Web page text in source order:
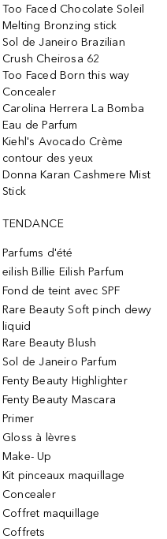
Too Faced Chocolate Soleil
Melting Bronzing stick
Sol de Janeiro Brazilian
Crush Cheirosa 62
Too Faced Born this way
Concealer
Carolina Herrera La Bomba
Eau de Parfum
Kiehl's Avocado Crème
contour des yeux
Donna Karan Cashmere Mist
Stick
TENDANCE
Parfums d'été
eilish Billie Eilish Parfum
Fond de teint avec SPF
Rare Beauty Soft pinch dewy
liquid
Rare Beauty Blush
Sol de Janeiro Parfum
Fenty Beauty Highlighter
Fenty Beauty Mascara
Primer
Gloss à lèvres
Make- Up
Kit pinceaux maquillage
Concealer
Coffret maquillage
Coffrets